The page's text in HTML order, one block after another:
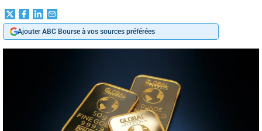
Ajouter ABC Bourse à vos sources préférées